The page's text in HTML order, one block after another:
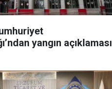
yangın açıklaması